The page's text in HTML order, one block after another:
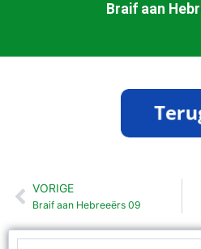
Braif aan
Vorige
VORIGE
Braif aan Hebreeërs 09